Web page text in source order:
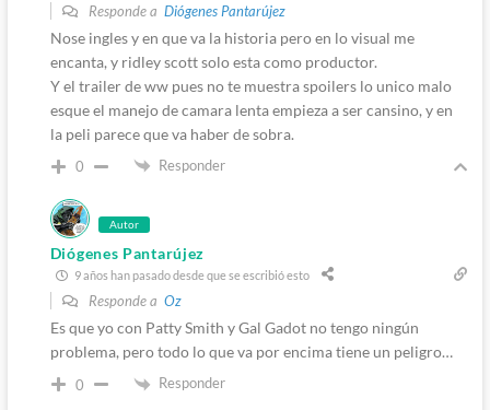
Responde a Diógenes Pantarújez
Nose ingles y en que va la historia pero en lo visual me
encanta, y ridley scott solo esta como productor.
Y el trailer de ww pues no te muestra spoilers lo unico malo
esque el manejo de camara lenta empieza a ser cansino, y en
la peli parece que va haber de sobra.
0 Responder
Autor
Diógenes Pantarújez
9 años han pasado desde que se escribió esto
Responde a Oz
Es que yo con Patty Smith y Gal Gadot no tengo ningún
problema, pero todo lo que va por encima tiene un peligro…
0 Responder